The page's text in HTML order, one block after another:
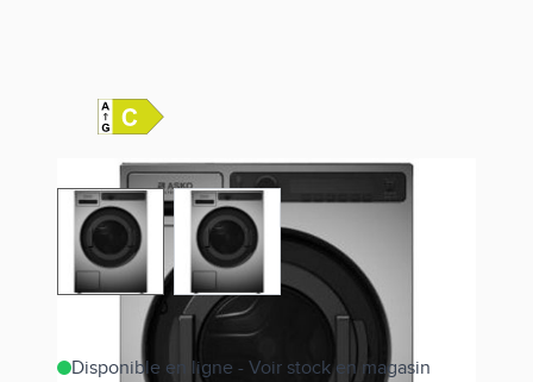
View larger imageView larger image
Disponible en ligne - Voir stock en magasin